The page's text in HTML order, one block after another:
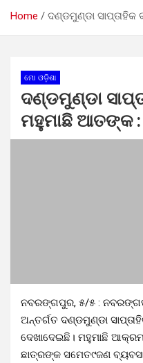
Home ଦଣ୍ଡମୁଣ୍ଡା
ମୋ ଓଡ଼ିଶା
ଦଣ୍ଡମୁଣ୍ଡା
ମହୁମାଛି ଆତଙ୍କ
ନବରଙ୍ଗପୁର, ୫/୫ :
ଅନ୍ତର୍ଗତ ଦଣ୍ଡମୁଣ୍ଡା
ଦେଖାଦେଇଛି। ମହୁମାଛି
ଛାତ୍ରଙ୍କ ସମେତ୯ଜଣ